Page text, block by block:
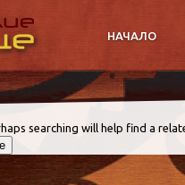
НАЧАЛО
searching will help find a